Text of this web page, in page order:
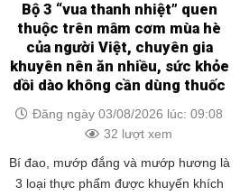
Bộ 3 “vua thanh nhiệt” quen
thuộc trên mâm cơm mùa hè
của người Việt, chuyên gia
khuyên nên ăn nhiều, sức khỏe
dồi dào không cần dùng thuốc
Đăng ngày 03/08/2026 lúc: 09:08
32 lượt xem
Bí đao, mướp đắng và mướp hương là
3 loại thực phẩm được khuyến khích